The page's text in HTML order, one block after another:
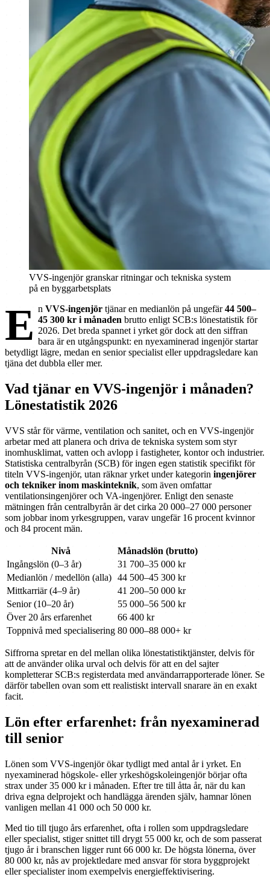
VVS-ingenjör granskar ritningar och tekniska system
på en byggarbetsplats
E n VVS-ingenjörtjänar en medianlön på ungefär44 500–
45 300 kr i månaden brutto enligt SCB:s lönestatistik för
2026. Det breda spannet i yrket gör dock att den siffran
bara är en utgångspunkt: en nyexaminerad ingenjör startar
betydligt lägre, medan en senior specialist eller uppdragsledare kan
tjäna det dubbla eller mer.
Vad tjänar en VVS-ingenjör i månaden?
Lönestatistik 2026
VVS står för värme, ventilation och sanitet, och en VVS-ingenjör
arbetar med att planera och driva de tekniska system som styr
inomhusklimat, vatten och avlopp i fastigheter, kontor och industrier.
Statistiska centralbyrån (SCB) för ingen egen statistik specifikt för
titeln VVS-ingenjör, utan räknar yrket under kategorin ingenjörer
och tekniker inom maskinteknik, som även omfattar
ventilationsingenjörer och VA-ingenjörer. Enligt den senaste
mätningen från centralbyrån är det cirka 20 000–27 000 personer
som jobbar inom yrkesgruppen, varav ungefär 16 procent kvinnor
och 84 procent män.
Nivå
Månadslön (brutto)
Ingångslön (0–3 år)
31 700–35 000 kr
Medianlön / medellön (alla) 44 500–45 300 kr
Mittkarriär (4–9 år)
41 200–50 000 kr
Senior (10–20 år)
55 000–56 500 kr
Över 20 års erfarenhet
66 400 kr
Toppnivå med specialisering 80 000–88 000+ kr
Siffrorna spretar en del mellan olika lönestatistiktjänster, delvis för
att de använder olika urval och delvis för att en del sajter
kompletterar SCB:s registerdata med användarrapporterade löner. Se
därför tabellen ovan som ett realistiskt intervall snarare än en exakt
facit.
Lön efter erfarenhet: från nyexaminerad
till senior
Lönen som VVS-ingenjör ökar tydligt med antal år i yrket. En
nyexaminerad högskole- eller yrkeshögskoleingenjör börjar ofta
strax under 35 000 kr i månaden. Efter tre till åtta år, när du kan
driva egna delprojekt och handlägga ärenden själv, hamnar lönen
vanligen mellan 41 000 och 50 000 kr.
Med tio till tjugo års erfarenhet, ofta i rollen som uppdragsledare
eller specialist, stiger snittet till drygt 55 000 kr, och de som passerat
tjugo år i branschen ligger runt 66 000 kr. De högsta lönerna, över
80 000 kr, nås av projektledare med ansvar för stora byggprojekt
eller specialister inom exempelvis energieffektivisering.